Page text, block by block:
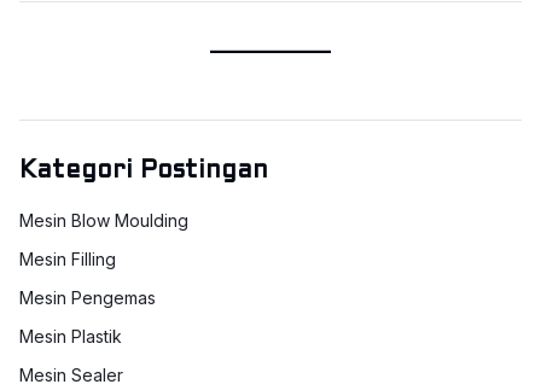
Kategori Postingan
Mesin Blow Moulding
Mesin Filling
Mesin Pengemas
Mesin Plastik
Mesin Sealer